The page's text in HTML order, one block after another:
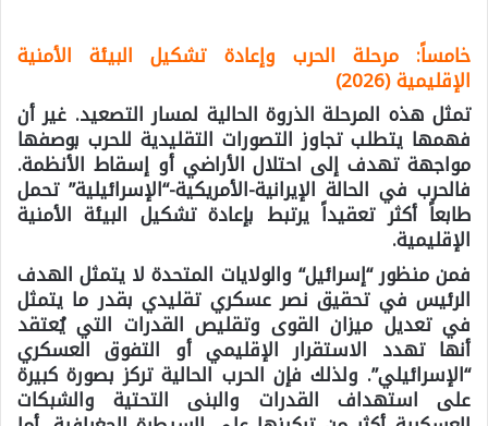
خامساً: مرحلة الحرب وإعادة تشكيل البيئة الأمنية
الإقليمية (2026)
تمثل هذه المرحلة الذروة الحالية لمسار التصعيد. غير أن
فهمها يتطلب تجاوز التصورات التقليدية للحرب بوصفها
مواجهة تهدف إلى احتلال الأراضي أو إسقاط الأنظمة.
فالحرب في الحالة الإيرانية-الأمريكية-“الإسرائيلية” تحمل
طابعاً أكثر تعقيداً يرتبط بإعادة تشكيل البيئة الأمنية
الإقليمية.
فمن منظور “إسرائيل“ والولايات المتحدةلا يتمثل الهدف
الرئيس في تحقيق نصر عسكري تقليدي بقدر ما يتمثل
في تعديل ميزان القوى وتقليص القدرات التي يُعتقد
أنها تهدد الاستقرار الإقليمي أو التفوق العسكري
“الإسرائيلي”. ولذلك فإن الحرب الحالية تركز بصورة كبيرة
على استهداف القدرات والبنى التحتية والشبكات